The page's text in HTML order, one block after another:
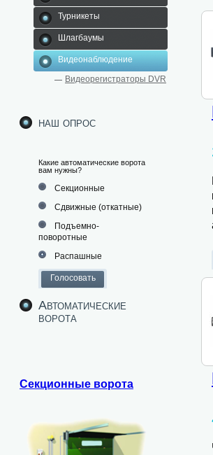
Турникеты
Шлагбаумы
Видеонаблюдение
Видеорегистраторы DVR
наш опрос
Какие автоматические ворота
вам нужны?
Секционные
Сдвижные (откатные)
Подъемно-
поворотные
Распашные
Автоматические
ворота
Секционные ворота